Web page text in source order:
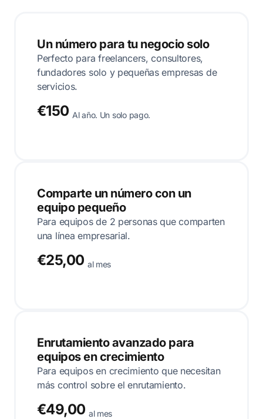
Un número para tu negocio solo
Perfecto para freelancers, consultores,
fundadores solo y pequeñas empresas de
servicios.
€150 Al año. Un solo pago.
Comparte un número con un
equipo pequeño
Para equipos de 2 personas que comparten
una línea empresarial.
€25,00 al mes
Enrutamiento avanzado para
equipos en crecimiento
Para equipos en crecimiento que necesitan
más control sobre el enrutamiento.
€49,00 al mes